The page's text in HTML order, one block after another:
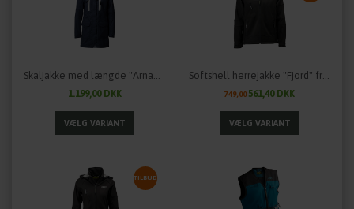
Skaljakke med længde "Arnauti" til damer fra OWNEY Outdoor - flere farver
1.199,00 DKK
Softshell herrejakke "Fjord" fra OWNEY Outdoor
749,00561,40 DKK
TILBUD